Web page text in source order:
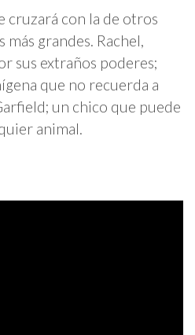
cruzará con la de otros
grandes. Rachel,
sus extraños poderes;
que no recuerda a
un chico que puede
animal.